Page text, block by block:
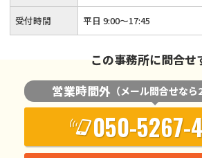
受付時間 平日 9:00～17:45
この事務所に問合せ
営業時間外 （メール問合せなら
050-5267-